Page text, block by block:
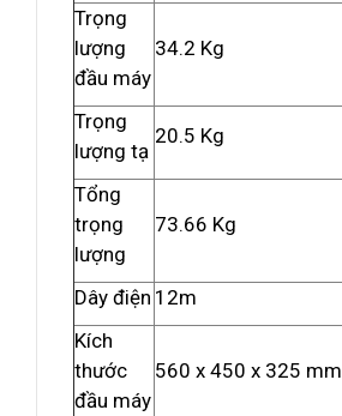
Trọng
lượng
đầu máy
34.2 Kg
Trọng
lượng tạ
20.5 Kg
Tổng
trọng
lượng
73.66 Kg
Dây điện 12m
Kích
thước
đầu máy
560 x 450 x 325 mm